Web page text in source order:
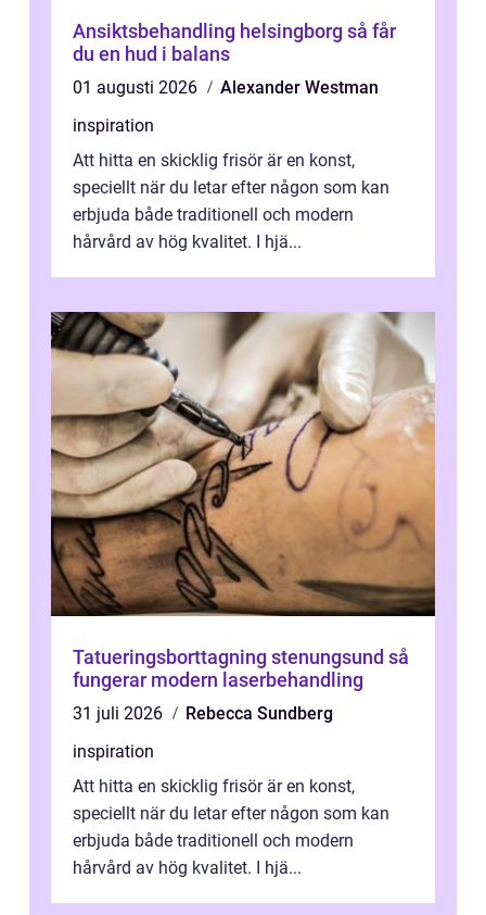
Ansiktsbehandling helsingborg så får
du en hud i balans
01 augusti 2026
Alexander Westman
inspiration
Att hitta en skicklig frisör är en konst,
speciellt när du letar efter någon som kan
erbjuda både traditionell och modern
hårvård av hög kvalitet. I hjä...
Tatueringsborttagning stenungsund så
fungerar modern laserbehandling
31 juli 2026
Rebecca Sundberg
inspiration
Att hitta en skicklig frisör är en konst,
speciellt när du letar efter någon som kan
erbjuda både traditionell och modern
hårvård av hög kvalitet. I hjä...